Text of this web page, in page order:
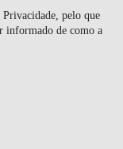
pelo que
informado de como a